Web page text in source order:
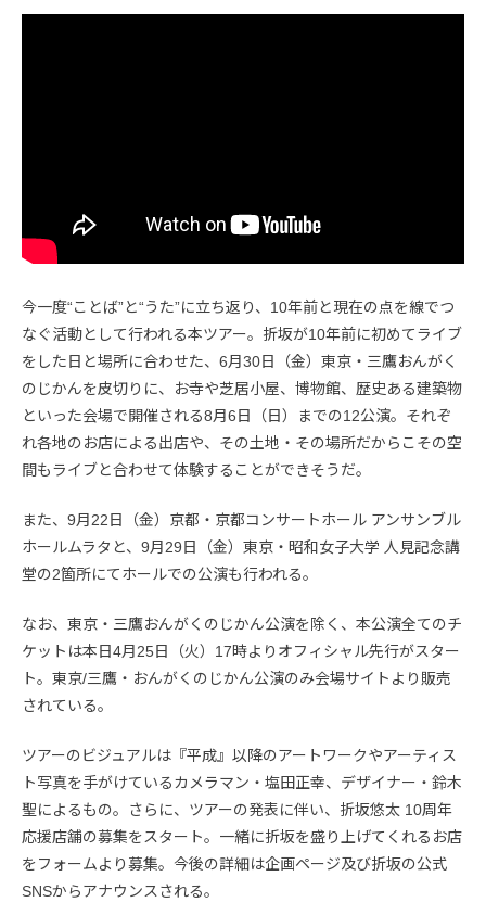
今一度“ことば”と“うた”に立ち返り、10年前と現在の点を線でつ
なぐ活動として行われる本ツアー。折坂が10年前に初めてライブ
をした日と場所に合わせた、6月30日（金）東京・三鷹おんがく
のじかんを皮切りに、お寺や芝居小屋、博物館、歴史ある建築物
といった会場で開催される8月6日（日）までの12公演。それぞ
れ各地のお店による出店や、その土地・その場所だからこその空
間もライブと合わせて体験することができそうだ。
また、9月22日（金）京都・京都コンサートホール アンサンブル
ホールムラタと、9月29日（金）東京・昭和女子大学 人見記念講
堂の2箇所にてホールでの公演も行われる。
なお、東京・三鷹おんがくのじかん公演を除く、本公演全てのチ
ケットは本日4月25日（火）17時よりオフィシャル先行がスター
ト。東京/三鷹・おんがくのじかん公演のみ会場サイトより販売
されている。
ツアーのビジュアルは『平成』以降のアートワークやアーティス
ト写真を手がけているカメラマン・塩田正幸、デザイナー・鈴木
聖によるもの。さらに、ツアーの発表に伴い、折坂悠太 10周年
応援店舗の募集をスタート。一緒に折坂を盛り上げてくれるお店
をフォームより募集。今後の詳細は企画ページ及び折坂の公式
SNSからアナウンスされる。